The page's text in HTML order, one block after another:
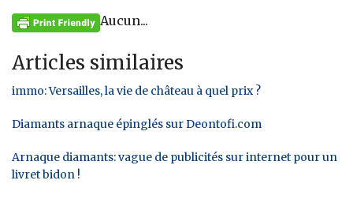
Aucun...
Articles similaires
immo: Versailles, la vie de château à quel prix ?
Diamants arnaque épinglés sur Deontofi.com
Arnaque diamants: vague de publicités sur internet pour un
livret bidon !